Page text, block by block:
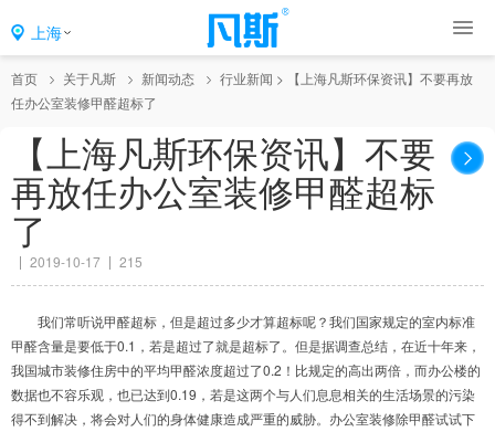
上海
首页 关于凡斯 新闻动态 行业新闻 >
【上海凡斯环保资讯】不要再放
任办公室装修甲醛超标了
【上海凡斯环保资讯】不要
再放任办公室装修甲醛超标
了
2019-10-17 215
我们常听说甲醛超标，但是超过多少才算超标呢？我们国家规定的室内标准
甲醛含量是要低于0.1，若是超过了就是超标了。但是据调查总结，在近十年来，
我国城市装修住房中的平均甲醛浓度超过了0.2！比规定的高出两倍，而办公楼的
数据也不容乐观，也已达到0.19，若是这两个与人们息息相关的生活场景的污染
得不到解决，将会对人们的身体健康造成严重的威胁。办公室装修除甲醛试试下